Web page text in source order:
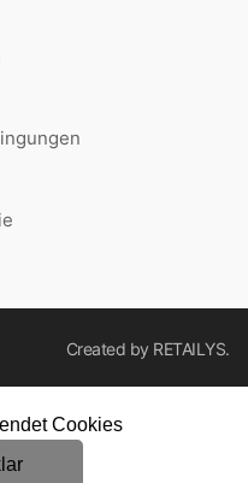
Created by RETAILYS.
Cookies